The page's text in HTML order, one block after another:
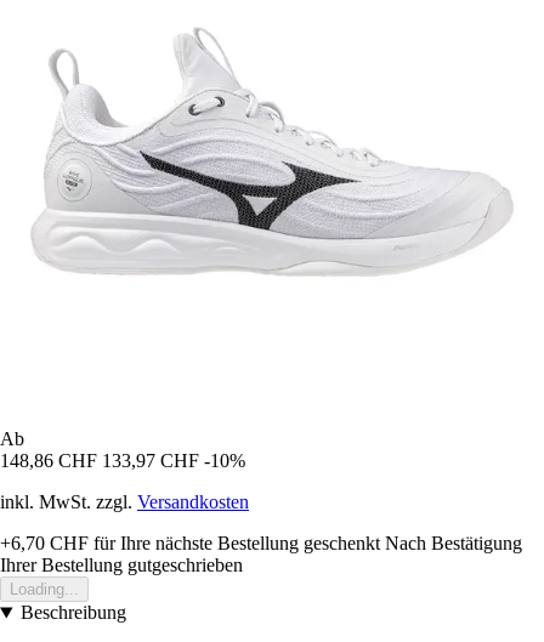
Ab
148,86 CHF 133,97 CHF -10%
inkl. MwSt. zzgl. Versandkosten
+6,70 CHF für Ihre nächste Bestellung geschenkt Nach Bestätigung
Ihrer Bestellung gutgeschrieben
Loading...
Beschreibung